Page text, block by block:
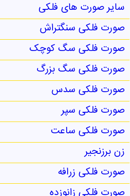
سایر صورت های فلکی
صورت فلکی سنگتراش
صورت فلکی سگ کوچک
صورت فلکی سگ بزرگ
صورت فلکی سدس
صورت فلکی سپر
صورت فلکی ساعت
زن برزنجیر
صورت فلکی زرافه